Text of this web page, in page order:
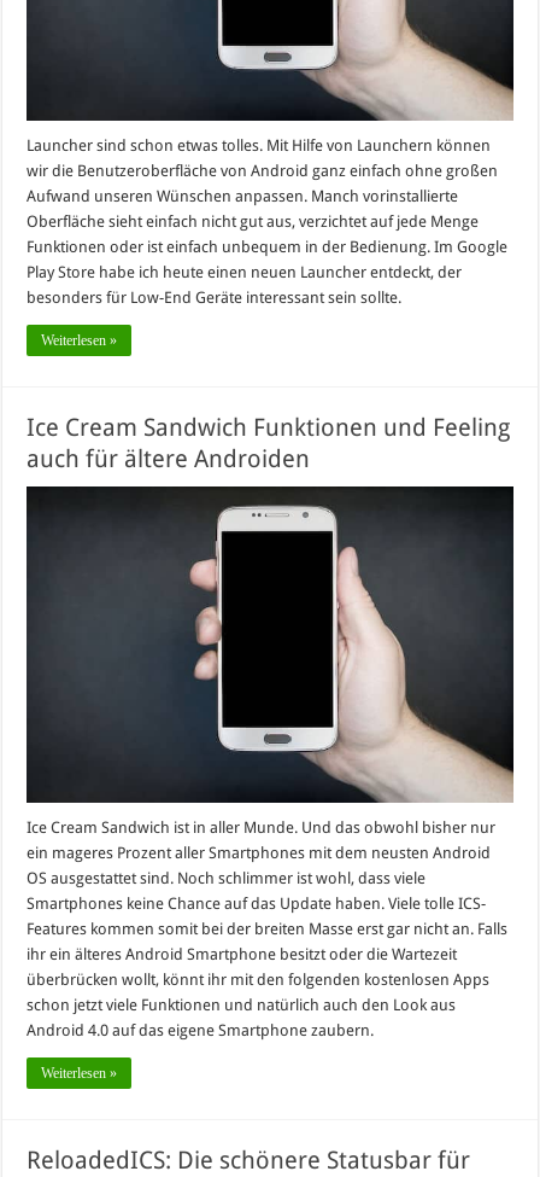
Launcher sind schon etwas tolles. Mit Hilfe von Launchern können
wir die Benutzeroberfläche von Android ganz einfach ohne großen
Aufwand unseren Wünschen anpassen. Manch vorinstallierte
Oberfläche sieht einfach nicht gut aus, verzichtet auf jede Menge
Funktionen oder ist einfach unbequem in der Bedienung. Im Google
Play Store habe ich heute einen neuen Launcher entdeckt, der
besonders für Low-End Geräte interessant sein sollte.
Weiterlesen »
Ice Cream Sandwich Funktionen und Feeling
auch für ältere Androiden
Ice Cream Sandwich ist in aller Munde. Und das obwohl bisher nur
ein mageres Prozent aller Smartphones mit dem neusten Android
OS ausgestattet sind. Noch schlimmer ist wohl, dass viele
Smartphones keine Chance auf das Update haben. Viele tolle ICS-
Features kommen somit bei der breiten Masse erst gar nicht an. Falls
ihr ein älteres Android Smartphone besitzt oder die Wartezeit
überbrücken wollt, könnt ihr mit den folgenden kostenlosen Apps
schon jetzt viele Funktionen und natürlich auch den Look aus
Android 4.0 auf das eigene Smartphone zaubern.
Weiterlesen »
ReloadedICS: Die schönere Statusbar für